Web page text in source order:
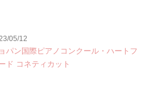
05/12
パン国際ピアノコンクール・ハートフ
ド コネティカット